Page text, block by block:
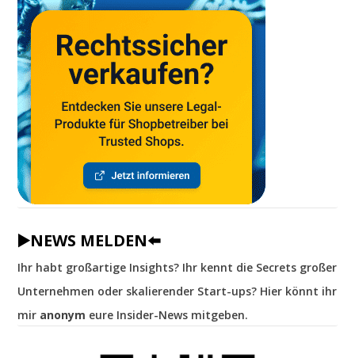
▶️NEWS MELDEN⬅️
Ihr habt großartige Insights? Ihr kennt die Secrets großer
Unternehmen oder skalierender Start-ups? Hier könnt ihr
mir anonym eure Insider-News mitgeben.